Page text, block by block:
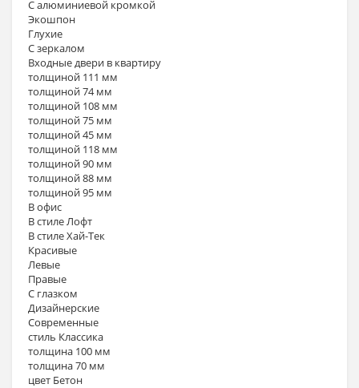
С алюминиевой кромкой
Экошпон
Глухие
С зеркалом
Входные двери в квартиру
толщиной 111 мм
толщиной 74 мм
толщиной 108 мм
толщиной 75 мм
толщиной 45 мм
толщиной 118 мм
толщиной 90 мм
толщиной 88 мм
толщиной 95 мм
В офис
В стиле Лофт
В стиле Хай-Тек
Красивые
Левые
Правые
С глазком
Дизайнерские
Современные
стиль Классика
толщина 100 мм
толщина 70 мм
цвет Бетон